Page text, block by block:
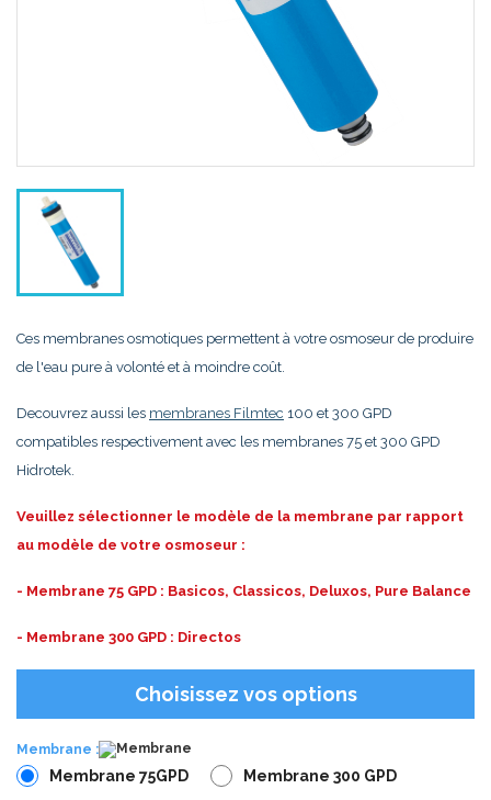
Ces membranes osmotiques permettent à votre osmoseur de produire
de l'eau pure à volonté et à moindre coût.
Decouvrez aussi les membranes Filmtec 100 et 300 GPD
compatibles respectivement avec les membranes 75 et 300 GPD
Hidrotek.
Veuillez sélectionner le modèle de la membrane par rapport
au modèle de votre osmoseur :
- Membrane 75 GPD : Basicos, Classicos, Deluxos, Pure Balance
- Membrane 300 GPD : Directos
Choisissez vos options
Membrane :
Membrane 75GPD Membrane 300 GPD